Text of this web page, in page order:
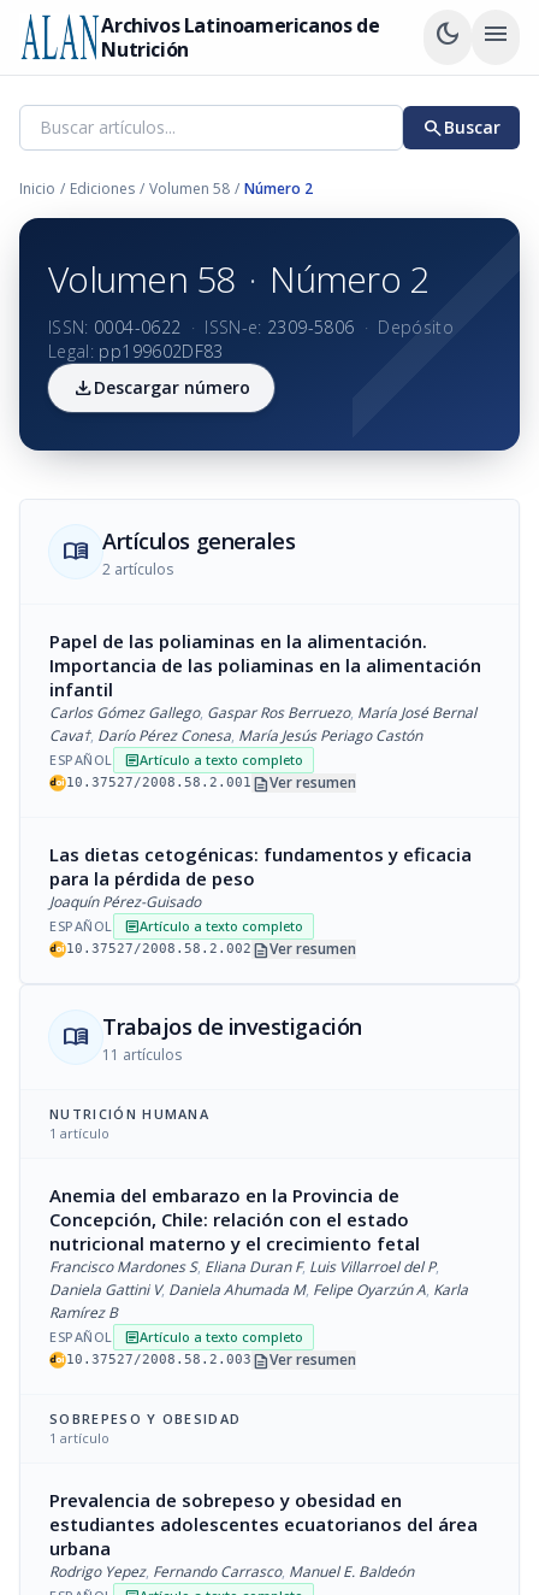
Archivos Latinoamericanos de
Nutrición
dark_mode menu
searchBuscar
Inicio / Ediciones / Volumen 58 / Número 2
Volumen 58 · Número 2
ISSN: 0004-0622 · ISSN-e: 2309-5806 · Depósito
Legal: pp199602DF83
downloadDescargar número
menu_book Artículos generales
2 artículos
Papel de las poliaminas en la alimentación.
Importancia de las poliaminas en la alimentación
infantil
Carlos Gómez Gallego, Gaspar Ros Berruezo, María José Bernal
Cava†, Darío Pérez Conesa, María Jesús Periago Castón
ESPAÑOL articleArtículo a texto completo
10.37527/2008.58.2.001 descriptionVer resumen
Las dietas cetogénicas: fundamentos y eficacia
para la pérdida de peso
Joaquín Pérez-Guisado
ESPAÑOL articleArtículo a texto completo
10.37527/2008.58.2.002 descriptionVer resumen
menu_book Trabajos de investigación
11 artículos
NUTRICIÓN HUMANA
1 artículo
Anemia del embarazo en la Provincia de
Concepción, Chile: relación con el estado
nutricional materno y el crecimiento fetal
Francisco Mardones S, Eliana Duran F, Luis Villarroel del P,
Daniela Gattini V, Daniela Ahumada M, Felipe Oyarzún A, Karla
Ramírez B
ESPAÑOL articleArtículo a texto completo
10.37527/2008.58.2.003 descriptionVer resumen
SOBREPESO Y OBESIDAD
1 artículo
Prevalencia de sobrepeso y obesidad en
estudiantes adolescentes ecuatorianos del área
urbana
Rodrigo Yepez, Fernando Carrasco, Manuel E. Baldeón